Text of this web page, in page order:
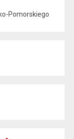
Pomorskiego